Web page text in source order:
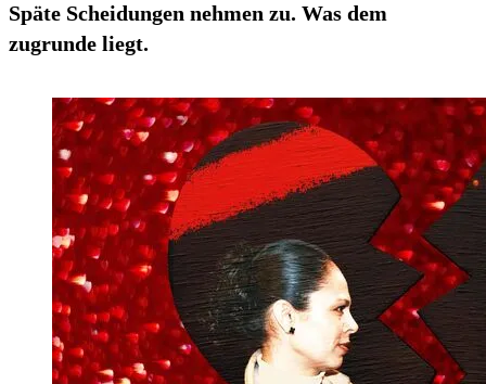
Späte Scheidungen nehmen zu. Was dem
zugrunde liegt.